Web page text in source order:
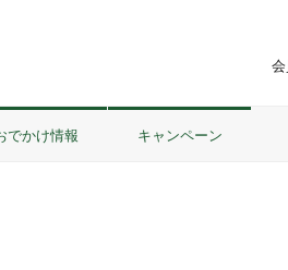
でかけ情報 キャンペーン